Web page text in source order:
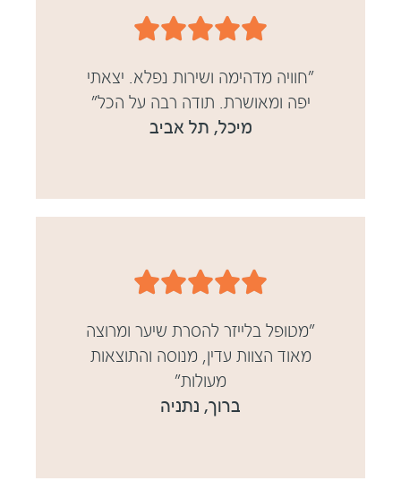





"חוויה מדהימה ושירות נפלא. יצאתי
יפה ומאושרת. תודה רבה על הכל"
מיכל, תל אביב





"מטופל בלייזר להסרת שיער ומרוצה
מאוד הצוות עדין, מנוסה והתוצאות
מעולות"
ברוך, נתניה